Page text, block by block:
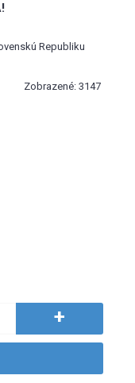
Republiku
Zobrazené: 3147
+